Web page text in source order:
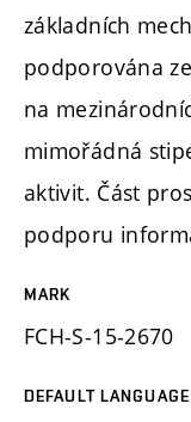
základních
podporována
na
mimořádná
aktivit. Část
podporu
MARK
FCH-S-15-2670
DEFAULT LANGUAGE